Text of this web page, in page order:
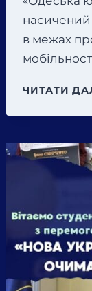
насичений
в межах
ЧИТАТИ